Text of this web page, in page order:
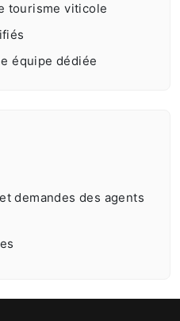
tourisme viticole
équipe dédiée
demandes des agents